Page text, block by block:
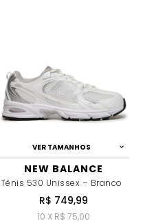
VER TAMANHOS
NEW BALANCE
Tênis 530 Unissex – Branco
R$ 749,99
10 X R$ 75,00